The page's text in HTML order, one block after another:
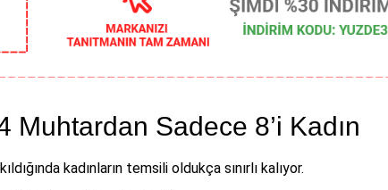
Muhtardan Sadece 8’i Kadın
kadınların temsili oldukça sınırlı kalıyor.